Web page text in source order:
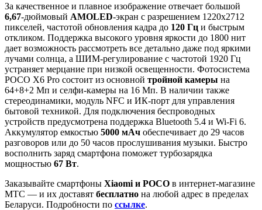
За качественное и плавное изображение отвечает большой
6,67-дюймовый AMOLED-экран c разрешением 1220х2712
пикселей, частотой обновления кадра до 120 Гц и быстрым
откликом. Поддержка высокого уровня яркости до 1800 нит
дает возможность рассмотреть все детально даже под яркими
лучами солнца, а ШИМ-регулирование с частотой 1920 Гц
устраняет мерцание при низкой освещенности. Фотосистема
POCO X6 Pro состоит из основной тройной камеры на
64+8+2 Мп и селфи-камеры на 16 Мп. В наличии также
стереодинамики, модуль NFC и ИК-порт для управления
бытовой техникой. Для подключения беспроводных
устройств предусмотрена поддержка Bluetooth 5.4 и Wi-Fi 6.
Аккумулятор емкостью 5000 мАч обеспечивает до 29 часов
разговоров или до 50 часов прослушивания музыки. Быстро
восполнить заряд смартфона поможет турбозарядка
мощностью 67 Вт.
Заказывайте смартфоны Xiaomi и POCO в интернет-магазине
МТС — и их доставят бесплатно на любой адрес в пределах
Беларуси. Подробности по ссылке.